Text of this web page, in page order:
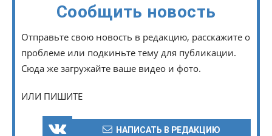
Сообщить новость
Отправьте свою новость в редакцию, расскажите о
проблеме или подкиньте тему для публикации.
Сюда же загружайте ваше видео и фото.
ИЛИ ПИШИТЕ
НАПИСАТЬ В РЕДАКЦИЮ